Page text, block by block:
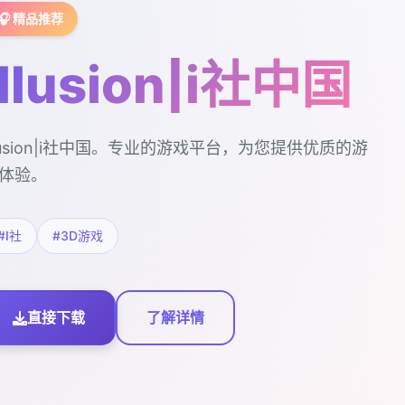
精品推荐
社中国
社中国。专业的游戏平台，为您提供优质的游
验。
社 #3D游戏
直接下载 了解详情